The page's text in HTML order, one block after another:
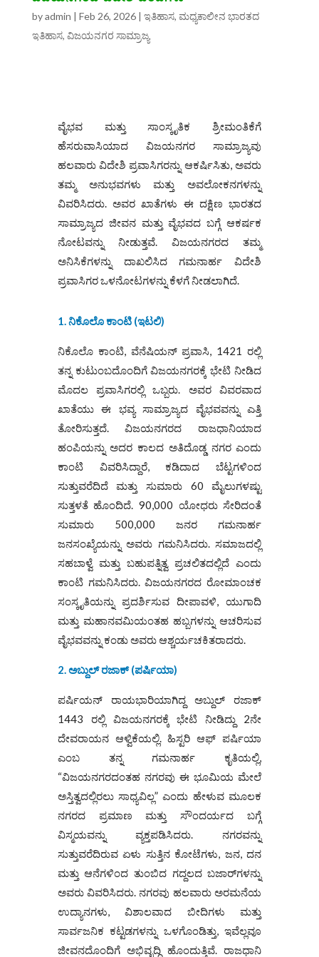
byadmin | Feb 26, 2026| ಇತಿಹಾಸ, ಮಧ್ಯಕಾಲೀನ ಭಾರತದ
ಇತಿಹಾಸ, ವಿಜಯನಗರ ಸಾಮ್ರಾಜ್ಯ
ವೈಭವ ಮತ್ತು ಸಾಂಸ್ಕೃತಿಕ ಶ್ರೀಮಂತಿಕೆಗೆ
ಹೆಸರುವಾಸಿಯಾದ ವಿಜಯನಗರ ಸಾಮ್ರಾಜ್ಯವು
ಹಲವಾರು ವಿದೇಶಿ ಪ್ರವಾಸಿಗರನ್ನು ಆಕರ್ಷಿಸಿತು, ಅವರು
ತಮ್ಮ ಅನುಭವಗಳು ಮತ್ತು ಅವಲೋಕನಗಳನ್ನು
ವಿವರಿಸಿದರು. ಅವರ ಖಾತೆಗಳು ಈ ದಕ್ಷಿಣ ಭಾರತದ
ಸಾಮ್ರಾಜ್ಯದ ಜೀವನ ಮತ್ತು ವೈಭವದ ಬಗ್ಗೆ ಆಕರ್ಷಕ
ನೋಟವನ್ನು ನೀಡುತ್ತವೆ. ವಿಜಯನಗರದ ತಮ್ಮ
ಅನಿಸಿಕೆಗಳನ್ನು ದಾಖಲಿಸಿದ ಗಮನಾರ್ಹ ವಿದೇಶಿ
ಪ್ರವಾಸಿಗರ ಒಳನೋಟಗಳನ್ನು ಕೆಳಗೆ ನೀಡಲಾಗಿದೆ.
1. ನಿಕೊಲೊ ಕಾಂಟಿ (ಇಟಲಿ)
ನಿಕೊಲೊ ಕಾಂಟಿ, ವೆನೆಷಿಯನ್ ಪ್ರವಾಸಿ, 1421 ರಲ್ಲಿ
ತನ್ನ ಕುಟುಂಬದೊಂದಿಗೆ ವಿಜಯನಗರಕ್ಕೆ ಭೇಟಿ ನೀಡಿದ
ಮೊದಲ ಪ್ರವಾಸಿಗರಲ್ಲಿ ಒಬ್ಬರು. ಅವರ ವಿವರವಾದ
ಖಾತೆಯು ಈ ಭವ್ಯ ಸಾಮ್ರಾಜ್ಯದ ವೈಭವವನ್ನು ಎತ್ತಿ
ತೋರಿಸುತ್ತದೆ. ವಿಜಯನಗರದ ರಾಜಧಾನಿಯಾದ
ಹಂಪಿಯನ್ನು ಅದರ ಕಾಲದ ಅತಿದೊಡ್ಡ ನಗರ ಎಂದು
ಕಾಂಟಿ ವಿವರಿಸಿದ್ದಾರೆ, ಕಡಿದಾದ ಬೆಟ್ಟಗಳಿಂದ
ಸುತ್ತುವರೆದಿದೆ ಮತ್ತು ಸುಮಾರು 60 ಮೈಲುಗಳಷ್ಟು
ಸುತ್ತಳತೆ ಹೊಂದಿದೆ. 90,000 ಯೋಧರು ಸೇರಿದಂತೆ
ಸುಮಾರು 500,000 ಜನರ ಗಮನಾರ್ಹ
ಜನಸಂಖ್ಯೆಯನ್ನು ಅವರು ಗಮನಿಸಿದರು. ಸಮಾಜದಲ್ಲಿ
ಸಹಬಾಳ್ವೆ ಮತ್ತು ಬಹುಪತ್ನಿತ್ವ ಪ್ರಚಲಿತದಲ್ಲಿದೆ ಎಂದು
ಕಾಂಟಿ ಗಮನಿಸಿದರು. ವಿಜಯನಗರದ ರೋಮಾಂಚಕ
ಸಂಸ್ಕೃತಿಯನ್ನು ಪ್ರದರ್ಶಿಸುವ ದೀಪಾವಳಿ, ಯುಗಾದಿ
ಮತ್ತು ಮಹಾನವಮಿಯಂತಹ ಹಬ್ಬಗಳನ್ನು ಆಚರಿಸುವ
ವೈಭವವನ್ನು ಕಂಡು ಅವರು ಆಶ್ಚರ್ಯಚಕಿತರಾದರು.
2. ಅಬ್ದುಲ್ ರಜಾಕ್ (ಪರ್ಷಿಯಾ)
ಪರ್ಷಿಯನ್ ರಾಯಭಾರಿಯಾಗಿದ್ದ ಅಬ್ದುಲ್ ರಜಾಕ್
1443 ರಲ್ಲಿ ವಿಜಯನಗರಕ್ಕೆ ಭೇಟಿ ನೀಡಿದ್ದು 2ನೇ
ದೇವರಾಯನ ಆಳ್ವಿಕೆಯಲ್ಲಿ. ಹಿಸ್ಟರಿ ಆಫ್ ಪರ್ಷಿಯಾ
ಎಂಬ ತನ್ನ ಗಮನಾರ್ಹ ಕೃತಿಯಲ್ಲಿ,
“ವಿಜಯನಗರದಂತಹ ನಗರವು ಈ ಭೂಮಿಯ ಮೇಲೆ
ಅಸ್ತಿತ್ವದಲ್ಲಿರಲು ಸಾಧ್ಯವಿಲ್ಲ” ಎಂದು ಹೇಳುವ ಮೂಲಕ
ನಗರದ ಪ್ರಮಾಣ ಮತ್ತು ಸೌಂದರ್ಯದ ಬಗ್ಗೆ
ವಿಸ್ಮಯವನ್ನು ವ್ಯಕ್ತಪಡಿಸಿದರು. ನಗರವನ್ನು
ಸುತ್ತುವರೆದಿರುವ ಏಳು ಸುತ್ತಿನ ಕೋಟೆಗಳು, ಜನ, ದನ
ಮತ್ತು ಆನೆಗಳಿಂದ ತುಂಬಿದ ಗದ್ದಲದ ಬಜಾರ್‌ಗಳನ್ನು
ಅವರು ವಿವರಿಸಿದರು. ನಗರವು ಹಲವಾರು ಅರಮನೆಯ
ಉದ್ಯಾನಗಳು, ವಿಶಾಲವಾದ ಬೀದಿಗಳು ಮತ್ತು
ಸಾರ್ವಜನಿಕ ಕಟ್ಟಡಗಳನ್ನು ಒಳಗೊಂಡಿತ್ತು, ಇವೆಲ್ಲವೂ
ಜೀವನದೊಂದಿಗೆ ಅಭಿವೃದ್ಧಿ ಹೊಂದುತ್ತಿವೆ. ರಾಜಧಾನಿ